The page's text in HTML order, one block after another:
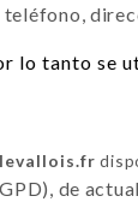
teléfono,
lo tanto se
de